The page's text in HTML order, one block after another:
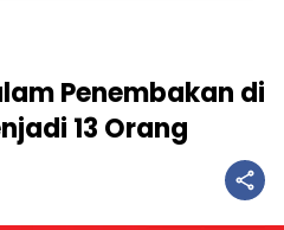
Penembakan di
13 Orang